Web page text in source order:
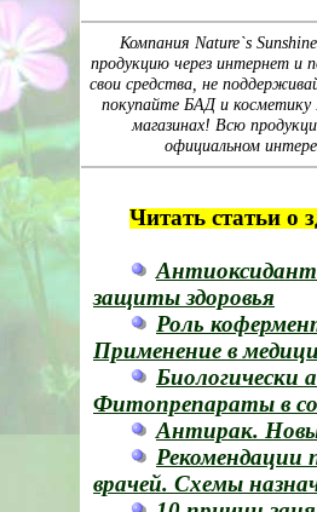
Компания Nature`s
продукцию через интернет и
свои средства, не
покупайте БАД и
магазинах! Всю
официальном
Читать статьи о
защиты здоровья
Роль
Применение в
Биологически
Фитопрепараты в
Антирак.
Рекомендации
врачей. Схемы